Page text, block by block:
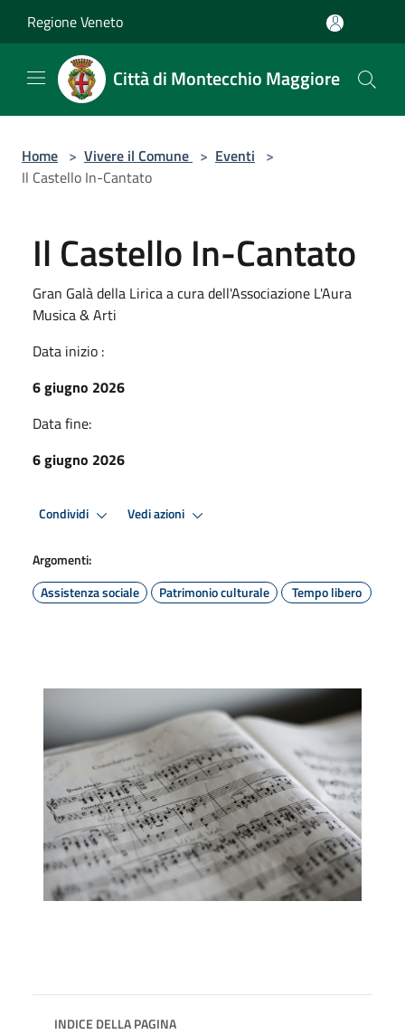
Regione Veneto
Città di Montecchio Maggiore
Home > Vivere il Comune > Eventi >
Il Castello In-Cantato
Il Castello In-Cantato
Gran Galà della Lirica a cura dell'Associazione L'Aura
Musica & Arti
Data inizio :
6 giugno 2026
Data fine:
6 giugno 2026
Condividi Vedi azioni
Argomenti:
Assistenza sociale
Patrimonio culturale Tempo libero
INDICE DELLA PAGINA